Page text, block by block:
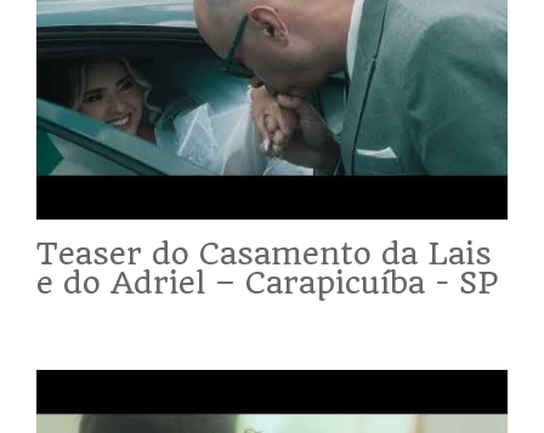
Teaser do Casamento da Lais
e do Adriel – Carapicuíba - SP